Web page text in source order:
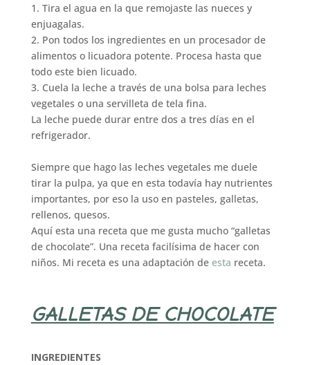
1. Tira el agua en la que remojaste las nueces y
enjuagalas.
2. Pon todos los ingredientes en un procesador de
alimentos o licuadora potente. Procesa hasta que
todo este bien licuado.
3. Cuela la leche a través de una bolsa para leches
vegetales o una servilleta de tela fina.
La leche puede durar entre dos a tres días en el
refrigerador.
Siempre que hago las leches vegetales me duele
tirar la pulpa, ya que en esta todavía hay nutrientes
importantes, por eso la uso en pasteles, galletas,
rellenos, quesos.
Aquí esta una receta que me gusta mucho “galletas
de chocolate”. Una receta facilísima de hacer con
niños. Mi receta es una adaptación de esta receta.
GALLETAS DE CHOCOLATE
INGREDIENTES